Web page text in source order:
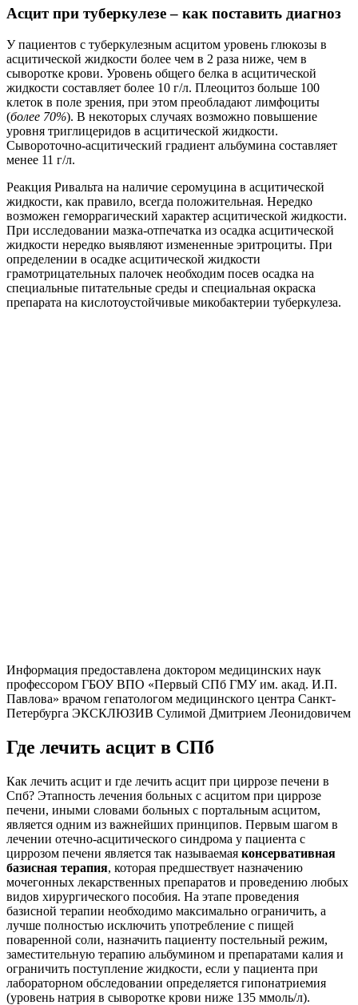
Асцит при туберкулезе – как поставить диагноз
У пациентов с туберкулезным асцитом уровень глюкозы в
асцитической жидкости более чем в 2 раза ниже, чем в
сыворотке крови. Уровень общего белка в асцитической
жидкости составляет более 10 г/л. Плеоцитоз больше 100
клеток в поле зрения, при этом преобладают лимфоциты
(более 70%). В некоторых случаях возможно повышение
уровня триглицеридов в асцитической жидкости.
Сывороточно-асцитический градиент альбумина составляет
менее 11 г/л.
Реакция Ривальта на наличие серомуцина в асцитической
жидкости, как правило, всегда положительная. Нередко
возможен геморрагический характер асцитической жидкости.
При исследовании мазка-отпечатка из осадка асцитической
жидкости нередко выявляют измененные эритроциты. При
определении в осадке асцитической жидкости
грамотрицательных палочек необходим посев осадка на
специальные питательные среды и специальная окраска
препарата на кислотоустойчивые микобактерии туберкулеза.
Информация предоставлена доктором медицинских наук
профессором ГБОУ ВПО «Первый СПб ГМУ им. акад. И.П.
Павлова» врачом гепатологом медицинского центра Санкт-
Петербурга ЭКСКЛЮЗИВ Сулимой Дмитрием Леонидовичем
Где лечить асцит в СПб
Как лечить асцит и где лечить асцит при циррозе печени в
Спб? Этапность лечения больных с асцитом при циррозе
печени, иными словами больных с портальным асцитом,
является одним из важнейших принципов. Первым шагом в
лечении отечно-асцитического синдрома у пациента с
циррозом печени является так называемая консервативная
базисная терапия, которая предшествует назначению
мочегонных лекарственных препаратов и проведению любых
видов хирургического пособия. На этапе проведения
базисной терапии необходимо максимально ограничить, а
лучше полностью исключить употребление с пищей
поваренной соли, назначить пациенту постельный режим,
заместительную терапию альбумином и препаратами калия и
ограничить поступление жидкости, если у пациента при
лабораторном обследовании определяется гипонатриемия
(уровень натрия в сыворотке крови ниже 135 ммоль/л).